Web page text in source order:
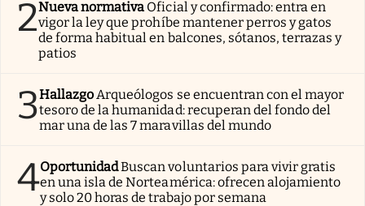
2Nueva normativa Oficial y confirmado: entra en
vigor la ley que prohíbe mantener perros y gatos
de forma habitual en balcones, sótanos, terrazas y
patios
3Hallazgo Arqueólogos se encuentran con el mayor
tesoro de la humanidad: recuperan del fondo del
mar una de las 7 maravillas del mundo
4OportunidadBuscan voluntarios para vivir gratis
en una isla de Norteamérica: ofrecen alojamiento
y solo 20 horas de trabajo por semana